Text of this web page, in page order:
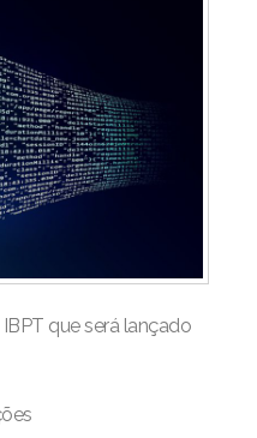
que será lançado